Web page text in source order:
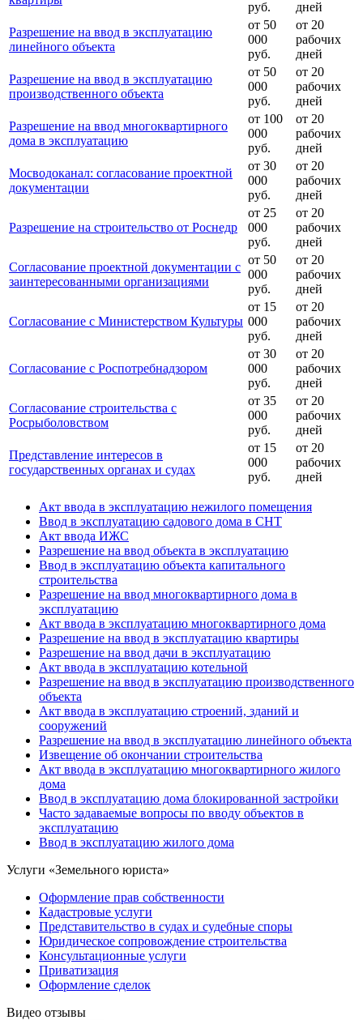
руб.
дней
Разрешение на ввод в эксплуатацию
линейного объекта
от 50
000
руб.
от 20
рабочих
дней
Разрешение на ввод в эксплуатацию
производственного объекта
от 50
000
руб.
от 20
рабочих
дней
Разрешение на ввод многоквартирного
дома в эксплуатацию
от 100
000
руб.
от 20
рабочих
дней
Мосводоканал: согласование проектной
документации
от 30
000
руб.
от 20
рабочих
дней
Разрешение на строительство от Роснедр
от 25
000
руб.
от 20
рабочих
дней
Согласование проектной документации с
заинтересованными организациями
от 50
000
руб.
от 20
рабочих
дней
Согласование с Министерством Культуры
от 15
000
руб.
от 20
рабочих
дней
Согласование с Роспотребнадзором
от 30
000
руб.
от 20
рабочих
дней
Согласование строительства с
Росрыболовством
от 35
000
руб.
от 20
рабочих
дней
Представление интересов в
государственных органах и судах
от 15
000
руб.
от 20
рабочих
дней
Акт ввода в эксплуатацию нежилого помещения
Ввод в эксплуатацию садового дома в СНТ
Акт ввода ИЖС
Разрешение на ввод объекта в эксплуатацию
Ввод в эксплуатацию объекта капитального
строительства
Разрешение на ввод многоквартирного дома в
эксплуатацию
Акт ввода в эксплуатацию многоквартирного дома
Разрешение на ввод в эксплуатацию квартиры
Разрешение на ввод дачи в эксплуатацию
Акт ввода в эксплуатацию котельной
Разрешение на ввод в эксплуатацию производственного
объекта
Акт ввода в эксплуатацию строений, зданий и
сооружений
Разрешение на ввод в эксплуатацию линейного объекта
Извещение об окончании строительства
Акт ввода в эксплуатацию многоквартирного жилого
дома
Ввод в эксплуатацию дома блокированной застройки
Часто задаваемые вопросы по вводу объектов в
эксплуатацию
Ввод в эксплуатацию жилого дома
Услуги «Земельного юриста»
Оформление прав собственности
Кадастровые услуги
Представительство в судах и судебные споры
Юридическое сопровождение строительства
Консультационные услуги
Приватизация
Оформление сделок
Видео отзывы